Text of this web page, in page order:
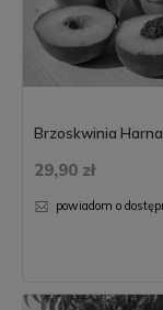
Brzoskwinia
29,90 zł
powiadom o